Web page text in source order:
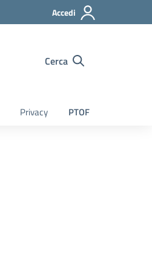
Accedi
Cerca
Privacy PTOF